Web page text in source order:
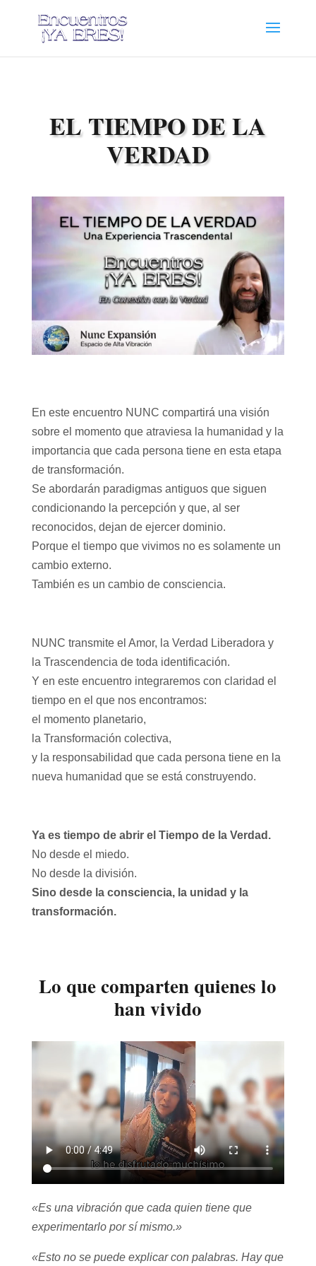
EL TIEMPO DE LA
VERDAD
En este encuentro NUNC compartirá una visión
sobre el momento que atraviesa la humanidad y la
importancia que cada persona tiene en esta etapa
de transformación.
Se abordarán paradigmas antiguos que siguen
condicionando la percepción y que, al ser
reconocidos, dejan de ejercer dominio.
Porque el tiempo que vivimos no es solamente un
cambio externo.
También es un cambio de consciencia.
NUNC transmite el Amor, la Verdad Liberadora y
la Trascendencia de toda identificación.
Y en este encuentro integraremos con claridad el
tiempo en el que nos encontramos:
el momento planetario,
la Transformación colectiva,
y la responsabilidad que cada persona tiene en la
nueva humanidad que se está construyendo.
Ya es tiempo de abrir el Tiempo de la Verdad.
No desde el miedo.
No desde la división.
Sino desde la consciencia, la unidad y la
transformación.
Lo que comparten quienes lo
han vivido
«Es una vibración que cada quien tiene que
experimentarlo por sí mismo.»
«Esto no se puede explicar con palabras. Hay que